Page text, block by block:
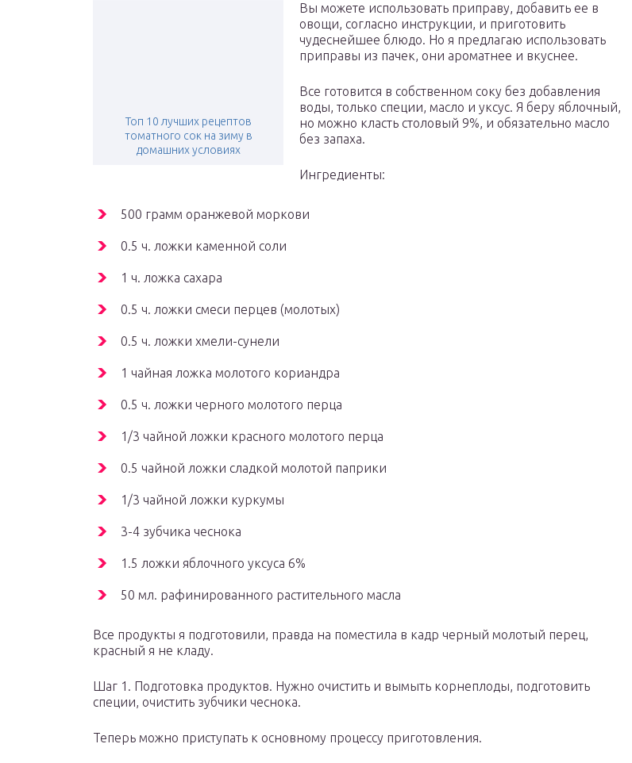
Топ 10 лучших рецептов
томатного сок на зиму в
домашних условиях
Вы можете использовать приправу, добавить ее в
овощи, согласно инструкции, и приготовить
чудеснейшее блюдо. Но я предлагаю использовать
приправы из пачек, они ароматнее и вкуснее.
Все готовится в собственном соку без добавления
воды, только специи, масло и уксус. Я беру яблочный,
но можно класть столовый 9%, и обязательно масло
без запаха.
Ингредиенты:
500 грамм оранжевой моркови
0.5 ч. ложки каменной соли
1 ч. ложка сахара
0.5 ч. ложки смеси перцев (молотых)
0.5 ч. ложки хмели-сунели
1 чайная ложка молотого кориандра
0.5 ч. ложки черного молотого перца
1/3 чайной ложки красного молотого перца
0.5 чайной ложки сладкой молотой паприки
1/3 чайной ложки куркумы
3-4 зубчика чеснока
1.5 ложки яблочного уксуса 6%
50 мл. рафинированного растительного масла
Все продукты я подготовили, правда на поместила в кадр черный молотый перец,
красный я не кладу.
Шаг 1. Подготовка продуктов. Нужно очистить и вымыть корнеплоды, подготовить
специи, очистить зубчики чеснока.
Теперь можно приступать к основному процессу приготовления.